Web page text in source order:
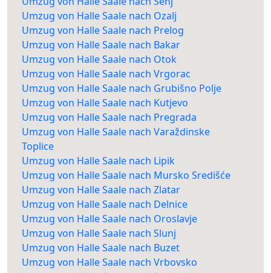
Umzug von Halle Saale nach Ozalj
Umzug von Halle Saale nach Prelog
Umzug von Halle Saale nach Bakar
Umzug von Halle Saale nach Otok
Umzug von Halle Saale nach Vrgorac
Umzug von Halle Saale nach Grubišno Polje
Umzug von Halle Saale nach Kutjevo
Umzug von Halle Saale nach Pregrada
Umzug von Halle Saale nach Varaždinske
Toplice
Umzug von Halle Saale nach Lipik
Umzug von Halle Saale nach Mursko Središće
Umzug von Halle Saale nach Zlatar
Umzug von Halle Saale nach Delnice
Umzug von Halle Saale nach Oroslavje
Umzug von Halle Saale nach Slunj
Umzug von Halle Saale nach Buzet
Umzug von Halle Saale nach Vrbovsko